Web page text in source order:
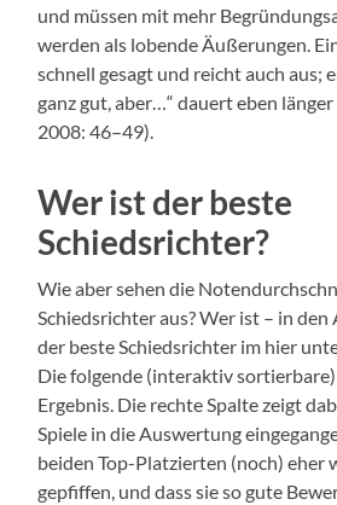
und müssen mit mehr
werden als lobende Äußerungen.
schnell gesagt und reicht auch aus;
ganz gut, aber…“ dauert eben
2008: 46–49).
Wer ist der beste
Schiedsrichter?
Wie aber sehen die
Schiedsrichter aus? Wer ist – in den
der beste Schiedsrichter im hier
Die folgende (interaktiv sortierbare)
Ergebnis. Die rechte Spalte zeigt
Spiele in die Auswertung
beiden Top-Platzierten (noch) eher
gepfiffen, und dass sie so gute